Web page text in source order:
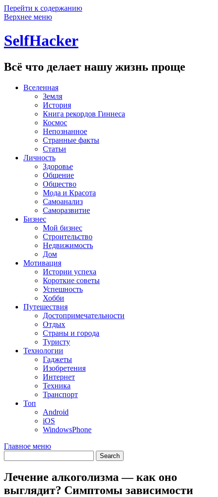
Перейти к содержанию
Верхнее меню
SelfHacker
Всё что делает нашу жизнь проще
Вселенная
Земля
История
Книга рекордов Гиннеса
Космос
Непознанное
Странные факты
Статьи
Личность
Здоровье
Общение
Общество
Мода и Красота
Самоанализ
Саморазвитие
Бизнес
Мой бизнес
Строительство
Недвижимость
Дом
Мотивация
Истории успеха
Короткие советы
Успешность
Хобби
Путешествия
Достопримечательности
Отдых
Страны и города
Туристу
Технологии
Гаджеты
Изобретения
Интернет
Техника
Транспорт
Топ
Android
iOS
WindowsPhone
Главное меню
Лечение алкоголизма — как оно
выглядит? Симптомы зависимости